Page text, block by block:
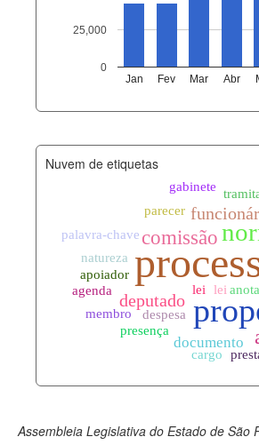
Jan Fev Mar Abr
0
25,000
Nuvem de etiquetas
Assembleia Legislativa do Estado de São